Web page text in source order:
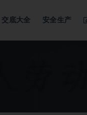
交底大全 安全生产